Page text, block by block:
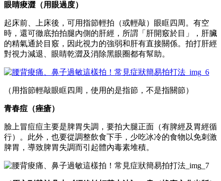
眼睛痠澀（用眼過度）
起床前、上床後，可用指節輕拍（或輕敲）眼眶四周。有空
時，還可徹底拍拍腿內側的肝經，所謂「肝開竅於目」，肝臟
的精氣通於目竅，因此視力的強弱和肝有直接關係。拍打肝經
對視力減退、眼睛乾澀及消除黑眼圈都有幫助。
（用指節輕敲眼眶四周，使用的是指節，不是指關節）
青春痘（痤瘡）
臉上冒痘痘主要是脾胃失調，要拍大腿正面（有脾經及胃經循
行）。此外，也要從調整飲食下手，少吃冰冷的食物以免刺激
脾胃，導致脾胃失調而引起體內毒素堆積。